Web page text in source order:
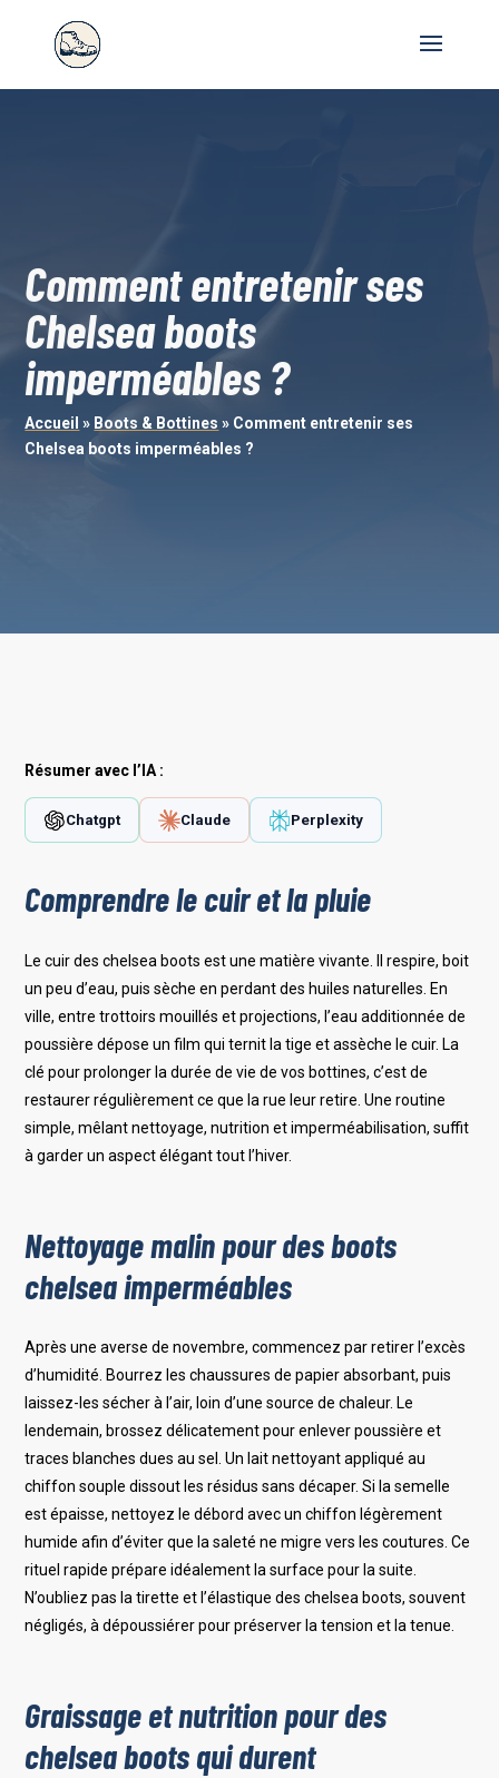
Comment entretenir ses
Chelsea boots
imperméables ?
Accueil » Boots & Bottines » Comment entretenir ses
Chelsea boots imperméables ?
Résumer avec l’IA :
Chatgpt Claude Perplexity
Comprendre le cuir et la pluie
Le cuir des chelsea boots est une matière vivante. Il respire, boit
un peu d’eau, puis sèche en perdant des huiles naturelles. En
ville, entre trottoirs mouillés et projections, l’eau additionnée de
poussière dépose un film qui ternit la tige et assèche le cuir. La
clé pour prolonger la durée de vie de vos bottines, c’est de
restaurer régulièrement ce que la rue leur retire. Une routine
simple, mêlant nettoyage, nutrition et imperméabilisation, suffit
à garder un aspect élégant tout l’hiver.
Nettoyage malin pour des boots
chelsea imperméables
Après une averse de novembre, commencez par retirer l’excès
d’humidité. Bourrez les chaussures de papier absorbant, puis
laissez-les sécher à l’air, loin d’une source de chaleur. Le
lendemain, brossez délicatement pour enlever poussière et
traces blanches dues au sel. Un lait nettoyant appliqué au
chiffon souple dissout les résidus sans décaper. Si la semelle
est épaisse, nettoyez le débord avec un chiffon légèrement
humide afin d’éviter que la saleté ne migre vers les coutures. Ce
rituel rapide prépare idéalement la surface pour la suite.
N’oubliez pas la tirette et l’élastique des chelsea boots, souvent
négligés, à dépoussiérer pour préserver la tension et la tenue.
Graissage et nutrition pour des
chelsea boots qui durent